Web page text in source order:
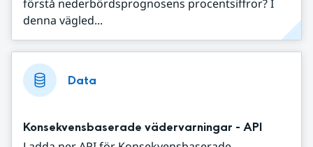
förstå nederbördsprognosens procentsiffror? I
denna vägled...
Data
Konsekvensbaserade vädervarningar - API